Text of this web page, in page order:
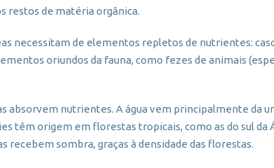
restos de matéria orgânica.
necessitam de elementos repletos de nutrientes:
oriundos da fauna, como fezes de animais
absorvem nutrientes. A água vem principalmente da
têm origem em florestas tropicais, como as do sul da
recebem sombra, graças à densidade das florestas.